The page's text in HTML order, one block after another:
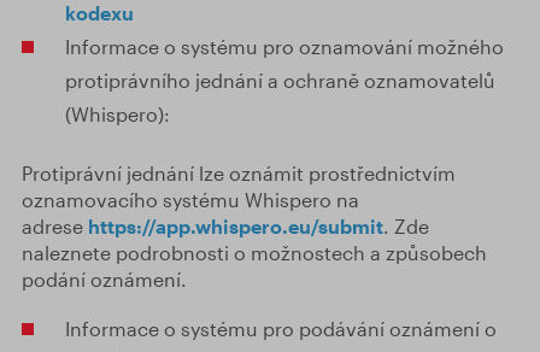
kodexu
Informace o systému pro oznamování možného
protiprávního jednání a ochraně oznamovatelů
(Whispero):
Protiprávní jednání lze oznámit prostřednictvím
oznamovacího systému Whispero na
adrese https://app.whispero.eu/submit. Zde
naleznete podrobnosti o možnostech a způsobech
podání oznámení.
Informace o systému pro podávání oznámení o